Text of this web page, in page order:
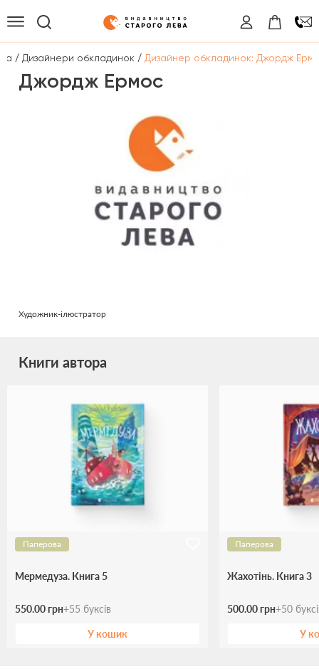
/ Дизайнери обкладинок / Дизайнер обкладинок: Джордж
Джордж Ермос
Художник-ілюстратор
Книги автора
Паперова
Мермедуза. Книга 5
550.00 грн+55 буксів
У кошик
Паперова
Жахотінь. Книга 3
500.00 грн+50
У